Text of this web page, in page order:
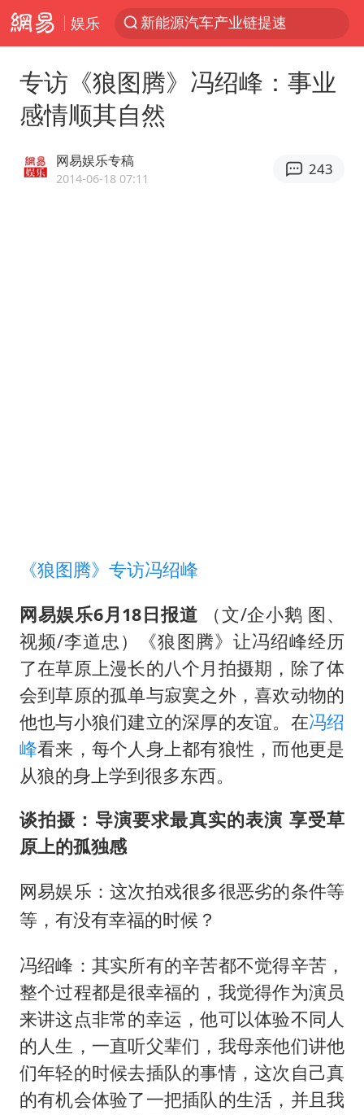
娱乐
费大厨不再自称“大王”
众星发文悼念秦焰
“还不如不放假”
辽宁28名务农人员中暑死亡？官方辟谣
专访《狼图腾》冯绍峰：事业
感情顺其自然
网易娱乐专稿
2014-06-18 07:11
243
《狼图腾》专访冯绍峰
网易娱乐6月18日报道 （文/企小鹅 图、
视频/李道忠）《狼图腾》让冯绍峰经历
了在草原上漫长的八个月拍摄期，除了体
会到草原的孤单与寂寞之外，喜欢动物的
他也与小狼们建立的深厚的友谊。在冯绍
峰看来，每个人身上都有狼性，而他更是
从狼的身上学到很多东西。
谈拍摄：导演要求最真实的表演 享受草
原上的孤独感
网易娱乐：这次拍戏很多很恶劣的条件等
等，有没有幸福的时候？
冯绍峰：其实所有的辛苦都不觉得辛苦，
整个过程都是很幸福的，我觉得作为演员
来讲这点非常的幸运，他可以体验不同人
的人生，一直听父辈们，我母亲他们讲他
们年轻的时候去插队的事情，这次自己真
的有机会体验了一把插队的生活，并且我